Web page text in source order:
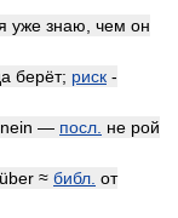
уже знаю, чем он
берёт; риск -
— посл. не рой
≈ библ. от